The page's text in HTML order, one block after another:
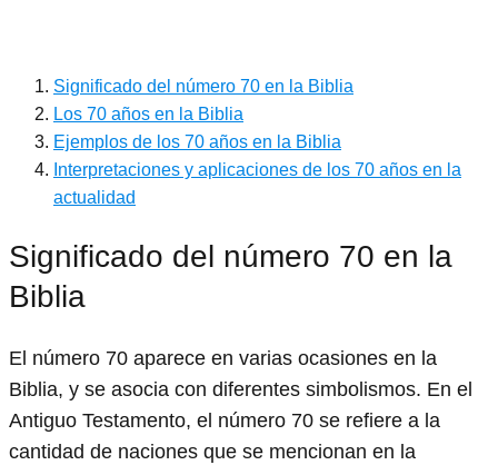
Significado del número 70 en la Biblia
Los 70 años en la Biblia
Ejemplos de los 70 años en la Biblia
Interpretaciones y aplicaciones de los 70 años en la
actualidad
Significado del número 70 en la
Biblia
El número 70 aparece en varias ocasiones en la
Biblia, y se asocia con diferentes simbolismos. En el
Antiguo Testamento, el número 70 se refiere a la
cantidad de naciones que se mencionan en la